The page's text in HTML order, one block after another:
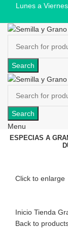
Lunes a
Search
Search
Menu
ESPECIAS A
Click to enlarge
Inicio Tienda
Back to